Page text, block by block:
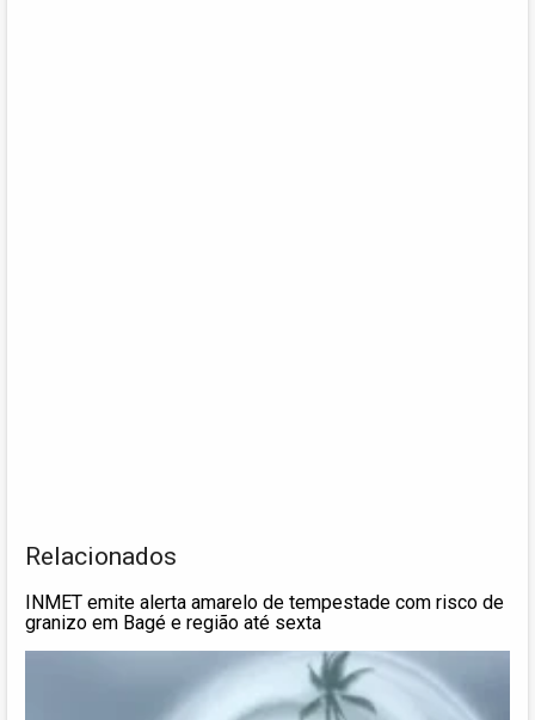
Relacionados
INMET emite alerta amarelo de tempestade com risco de
granizo em Bagé e região até sexta